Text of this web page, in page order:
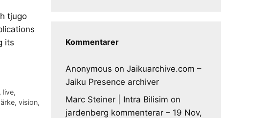
tjugo
its
, live,
, vision,
Kommentarer
Anonymous on Jaikuarchive.com –
Jaiku Presence archiver
Marc Steiner | Intra Bilisim on
jardenberg kommenterar – 19 Nov,